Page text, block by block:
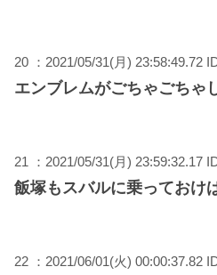
20 ：2021/05/31(月) 23:58:49.72
エンブレムがごちゃごちゃ
21 ：2021/05/31(月) 23:59:32.17
飯塚もスバルに乗っておけ
22 ：2021/06/01(火) 00:00:37.82